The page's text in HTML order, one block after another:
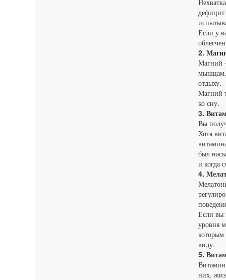
Если у
2.
Магний -
мышцам.
отдыху.
Магний
ко сну.
3.
Вы
Хотя
был
и когда
4.
Если вы
уровня
которым
виду.
5.
них,